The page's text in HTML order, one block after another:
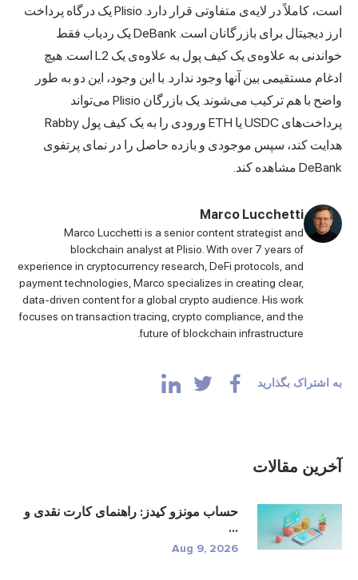
است، کاملاً در لایه‌ی متفاوتی قرار دارد. Plisio یک درگاه پرداخت
ارز دیجیتال
برای بازرگانان است. DeBank یک ردیاب فقط
خواندنی به علاوه‌ی یک کیف پول به علاوه‌ی یک L2 است. هیچ
ادغام مستقیمی بین آنها وجود ندارد. با این وجود، این دو به طور
واضح با هم ترکیب می‌شوند. یک بازرگان Plisio می‌تواند
پرداخت‌های USDC یا ETH ورودی را به یک کیف پول Rabby
هدایت کند، سپس موجودی و بازده حاصل را در نمای پرتفوی
DeBank مشاهده کند.
Marco Lucchetti
Marco Lucchetti is a senior content strategist and
blockchain analyst at Plisio. With over 7 years of
experience in cryptocurrency research, DeFi protocols, and
payment technologies, Marco specializes in creating clear,
data-driven content for a global crypto audience. His work
focuses on transaction tracing, crypto compliance, and the
future of blockchain infrastructure.
به اشتراک بگذارید
آخرین مقالات
حساب مونزو کیدز: راهنمای کارت نقدی و
...
Aug 9, 2026